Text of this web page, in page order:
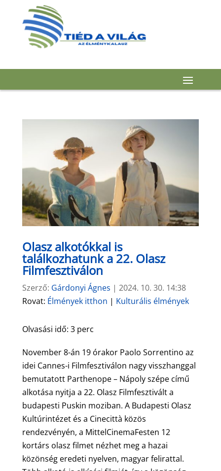
Olasz alkotókkal is
találkozhatunk a 22. Olasz
Filmfesztiválon
Szerző: Gárdonyi Ágnes | 2024. 10. 30. 14:38
Rovat: Élmények itthon | Kulturális élmények
Olvasási idő: 3 perc
November 8-án 19 órakor Paolo Sorrentino az
idei Cannes-i Filmfesztiválon nagy visszhanggal
bemutatott Parthenope – Nápoly szépe című
alkotása nyitja a 22. Olasz Filmfesztivált a
budapesti Puskin moziban. A Budapesti Olasz
Kultúrintézet és a Cinecittà közös
rendezvényén, a MittelCinemaFesten 12
kortárs olasz filmet nézhet meg a hazai
közönség eredeti nyelven, magyar felirattal.